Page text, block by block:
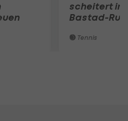
scheitert in
Bastad-
Tennis